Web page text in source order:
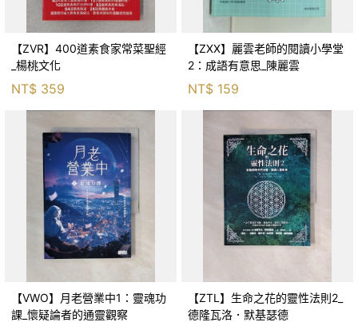
【ZVR】400道素食家常菜聖經
_楊桃文化
NT$ 359
【ZXX】麗雲老師的閱讀小學堂
2：成語有意思_陳麗雲
NT$ 159
【VWO】月老營業中1：靈魂功
課_懷疑論者的通靈觀察
【ZTL】生命之花的靈性法則2_
德隆瓦洛．默基瑟德